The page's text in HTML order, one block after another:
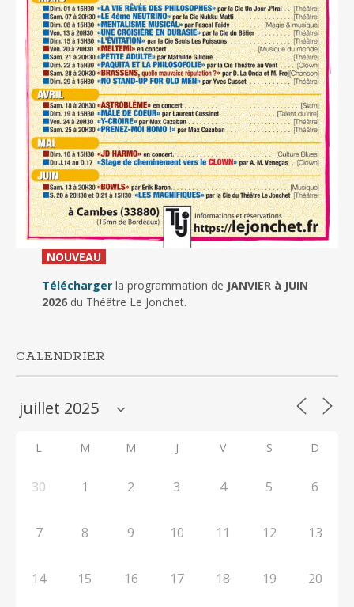
NOUVEAU_
Télécharger la programmation de JANVIER à JUIN
2026du Théâtre Le Jonchet.
CALENDRIER
L M M J V S D
30 1 2 3 4 5 6
7 8 9 10 11 12 13
14 15 16 17 18 19 20